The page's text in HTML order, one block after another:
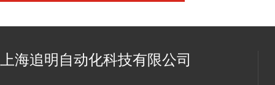
上海追明自动化科技有限公司